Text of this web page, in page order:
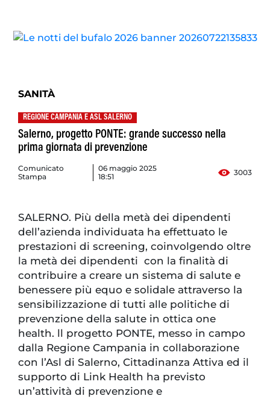
SANITÀ
REGIONE CAMPANIA E ASL SALERNO
Salerno, progetto PONTE: grande successo nella
prima giornata di prevenzione
Comunicato
Stampa
06 maggio 2025
18:51
3003
SALERNO. Più della metà dei dipendenti
dell’azienda individuata ha effettuato le
prestazioni di screening, coinvolgendo oltre
la metà dei dipendenti con la finalità di
contribuire a creare un sistema di salute e
benessere più equo e solidale attraverso la
sensibilizzazione di tutti alle politiche di
prevenzione della salute in ottica one
health. ll progetto PONTE, messo in campo
dalla Regione Campania in collaborazione
con l’Asl di Salerno, Cittadinanza Attiva ed il
supporto di Link Health ha previsto
un’attività di prevenzione e